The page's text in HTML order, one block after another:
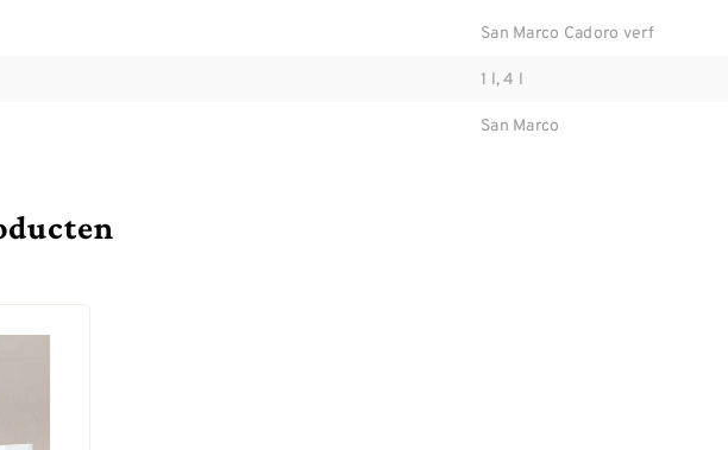
San Marco Cadoro verf
1 l, 4 l
San Marco